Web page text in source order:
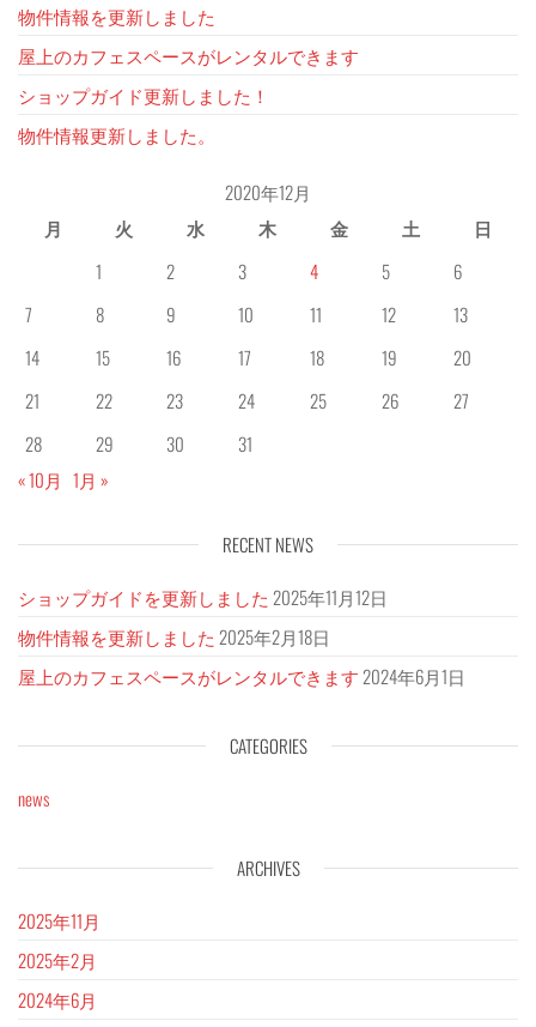
物件情報を更新しました
屋上のカフェスペースがレンタルできます
ショップガイド更新しました！
物件情報更新しました。
2020年12月
月
火 水 木 金 土
日
1
2 3 4 5
6
7
8 9 10 11 12
13
14
15 16 17 18 19
20
21
22 23 24 25 26
27
28
29 30
31
« 10月 1月 »
RECENT NEWS
ショップガイドを更新しました 2025年11月12日
物件情報を更新しました 2025年2月18日
屋上のカフェスペースがレンタルできます 2024年6月1日
CATEGORIES
news
ARCHIVES
2025年11月
2025年2月
2024年6月